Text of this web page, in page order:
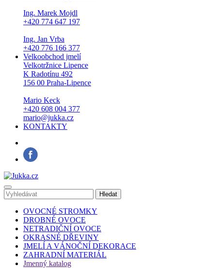
Ing. Marek Mojdl
+420 774 647 197
Ing. Jan Vrba
+420 776 166 377
Velkoobchod jmelí
Velkotržnice Lipence
K Radotínu 492
156 00 Praha-Lipence
Mario Keck
+420 608 004 377
mario@jukka.cz
KONTAKTY
OVOCNÉ STROMKY
DROBNÉ OVOCE
NETRADIČNÍ OVOCE
OKRASNÉ DŘEVINY
JMELÍ A VÁNOČNÍ DEKORACE
ZAHRADNÍ MATERIÁL
Jmenný katalog